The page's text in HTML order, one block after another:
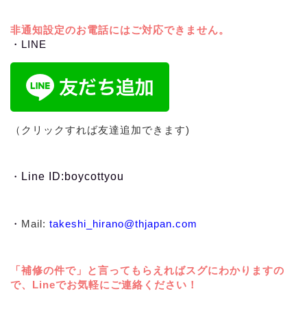
非通知設定のお電話にはご対応できません。
・LINE
（クリックすれば友達追加できます)
・ Line ID:boycottyou
・ Mail: takeshi_hirano@thjapan.com
「補修の件で」と言ってもらえればスグにわかりますの
で、Lineでお気軽にご連絡ください！